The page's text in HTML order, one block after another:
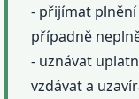
- přijímat
případně
- uznávat
vzdávat a